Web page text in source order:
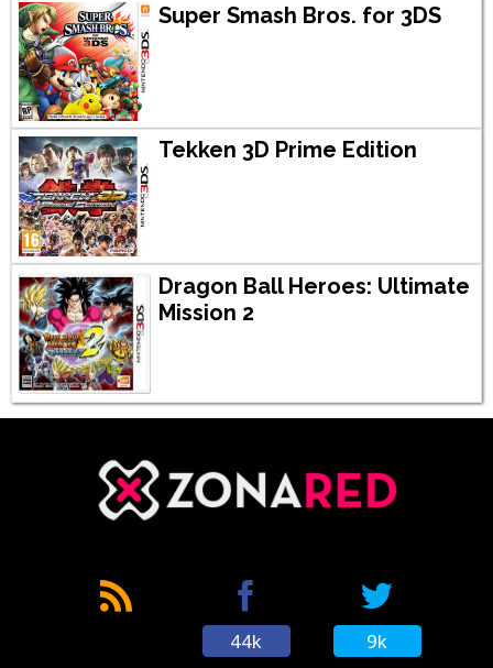
Super Smash Bros. for 3DS
Tekken 3D Prime Edition
Dragon Ball Heroes: Ultimate
Mission 2
44k 9k